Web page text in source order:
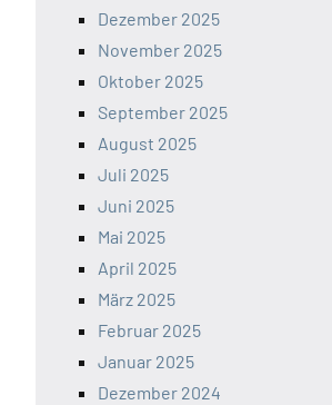
Dezember 2025
November 2025
Oktober 2025
September 2025
August 2025
Juli 2025
Juni 2025
Mai 2025
April 2025
März 2025
Februar 2025
Januar 2025
Dezember 2024